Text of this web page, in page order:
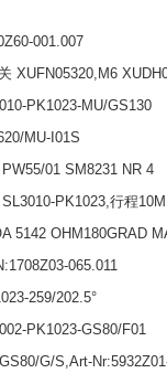
001.007
关 XUFN05320,M6
PK1023-MU/
MU-I01S
PW55/01 SM8231
SL3010-PK1023,行
5142
065.011
259/202.5°
PK1023-GS80/
G/S,Art-